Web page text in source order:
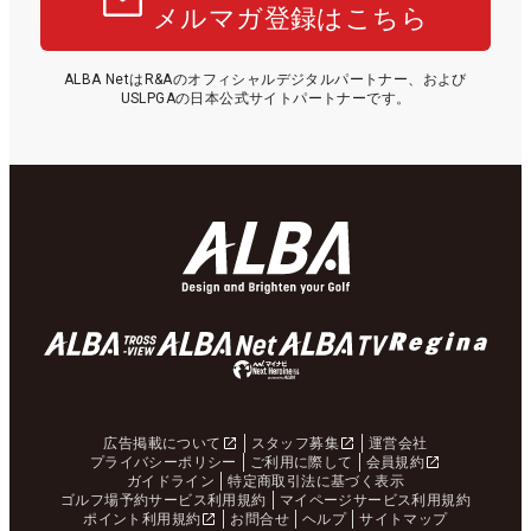
メルマガ登録はこちら
ALBA NetはR&Aのオフィシャルデジタルパートナー、および
USLPGAの日本公式サイトパートナーです。
広告掲載について スタッフ募集
運営会社
プライバシーポリシー
ご利用に際して
会員規約
ガイドライン
特定商取引法に基づく表示
ゴルフ場予約サービス利用規約
マイページサービス利用規約
ポイント利用規約
お問合せ ヘルプ サイトマップ